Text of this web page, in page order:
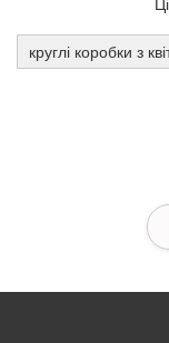
круглі коробки з